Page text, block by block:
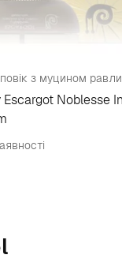
з муцином
Escargot Noblesse